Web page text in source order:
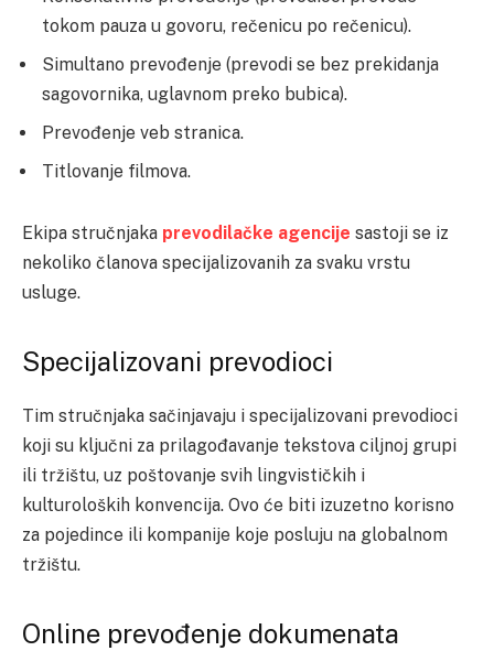
tokom pauza u govoru, rečenicu po rečenicu).
Simultano prevođenje (prevodi se bez prekidanja
sagovornika, uglavnom preko bubica).
Prevođenje veb stranica.
Titlovanje filmova.
Ekipa stručnjaka prevodilačke agencije sastoji se iz
nekoliko članova specijalizovanih za svaku vrstu
usluge.
Specijalizovani prevodioci
Tim stručnjaka sačinjavaju i specijalizovani prevodioci
koji su ključni za prilagođavanje tekstova ciljnoj grupi
ili tržištu, uz poštovanje svih lingvističkih i
kulturoloških konvencija. Ovo će biti izuzetno korisno
za pojedince ili kompanije koje posluju na globalnom
tržištu.
Online prevođenje dokumenata